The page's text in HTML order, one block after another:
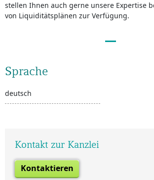
stellen Ihnen auch gerne unsere Expertise
von Liquiditätsplänen zur Verfügung.
Sprache
deutsch
Kontakt zur Kanzlei
Kontaktieren